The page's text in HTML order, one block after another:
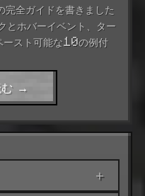
ガイドを書きました
ホバーイベント、ター
ースト可能な10の例付
む →
+